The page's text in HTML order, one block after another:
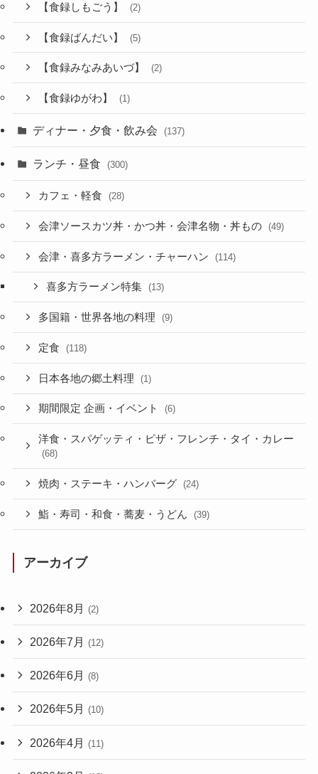
【食録しもごう】 (2)
【食録ばんだい】 (5)
【食録みなみあいづ】 (2)
【食録ゆがわ】 (1)
ディナー・夕食・飲み会 (137)
ランチ・昼食 (300)
カフェ・軽食 (28)
会津ソースカツ丼・かつ丼・会津名物・丼もの (49)
会津・喜多方ラーメン・チャーハン (114)
喜多方ラーメン特集 (13)
多国籍・世界各地の料理 (9)
定食 (118)
日本各地の郷土料理 (1)
期間限定 企画・イベント (6)
洋食・スパゲッティ・ピザ・フレンチ・タイ・カレー
(68)
焼肉・ステーキ・ハンバーグ (24)
鮨・寿司・和食・蕎麦・うどん (39)
アーカイブ
2026年8月 (2)
2026年7月 (12)
2026年6月 (8)
2026年5月 (10)
2026年4月 (11)